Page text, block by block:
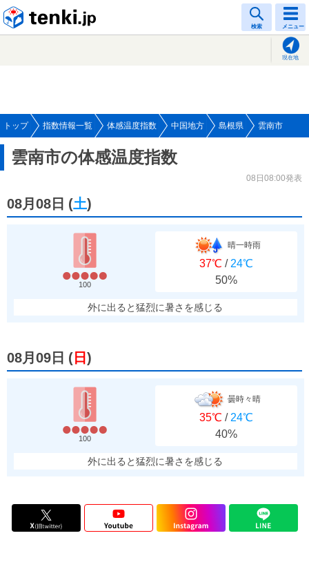
検索 メニュー
現在地
トップ 指数情報一覧 体感温度指数 中国地方 島根県 雲南市
雲南市の体感温度指数
08日08:00発表
08月08日 (土)
100
晴一時雨
37℃ / 24℃
50%
外に出ると猛烈に暑さを感じる
08月09日 ( 日 )
100
曇時々晴
35℃ / 24℃
40%
外に出ると猛烈に暑さを感じる